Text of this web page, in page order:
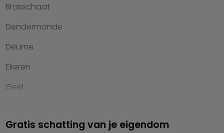
Veelgestelde vragen
Werken bij Heylen Vastgoed
Contact
Brasschaat
Dendermonde
Deurne
Ekeren
Geel
Hasselt
Gratis schatting van je eigendom